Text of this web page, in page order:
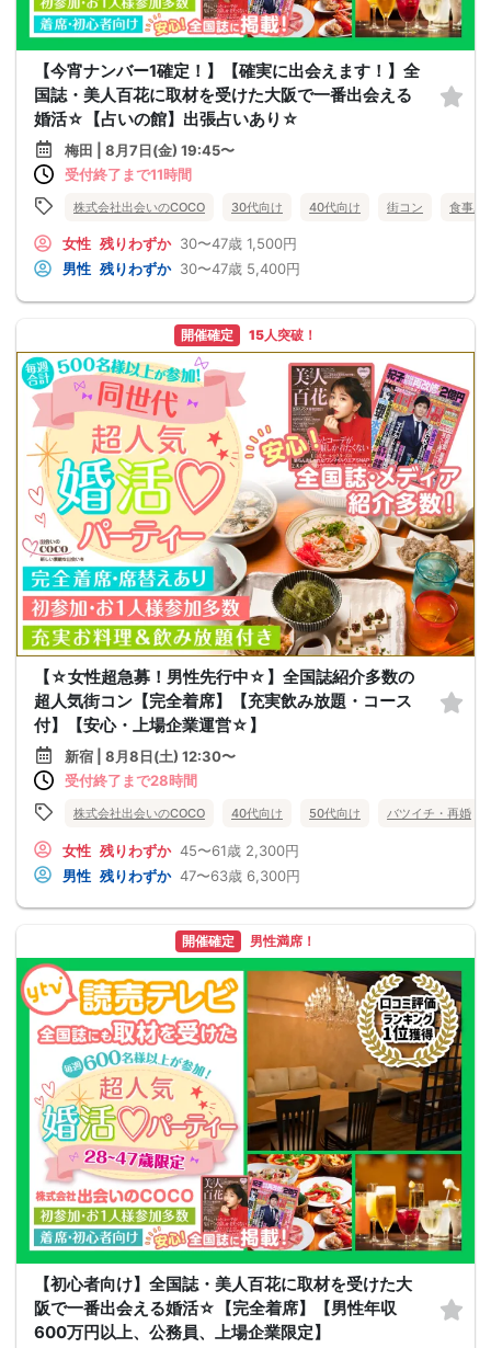
【今宵ナンバー1確定！】【確実に出会えます！】全
国誌・美人百花に取材を受けた大阪で一番出会える
婚活☆【占いの館】出張占いあり☆
梅田 | 8月7日(金) 19:45〜
受付終了まで11時間
株式会社出会いのCOCO 30代向け 40代向け 街コン 食事あ
女性 残りわずか 30〜47歳 1,500円
男性 残りわずか 30〜47歳 5,400円
開催確定 15人突破！
【☆女性超急募！男性先行中☆】全国誌紹介多数の
超人気街コン【完全着席】【充実飲み放題・コース
付】【安心・上場企業運営☆】
新宿 | 8月8日(土) 12:30〜
受付終了まで28時間
株式会社出会いのCOCO 40代向け 50代向け バツイチ・再婚
女性 残りわずか 45〜61歳 2,300円
男性 残りわずか 47〜63歳 6,300円
開催確定 男性満席！
【初心者向け】全国誌・美人百花に取材を受けた大
阪で一番出会える婚活☆【完全着席】【男性年収
600万円以上、公務員、上場企業限定】